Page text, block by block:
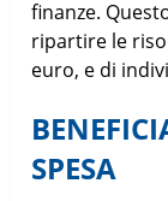
finanze.
ripartire le
euro, e di
SPESA